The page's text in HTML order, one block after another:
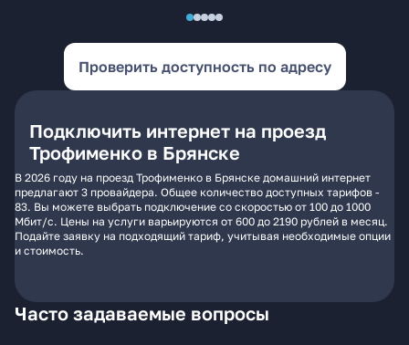
Проверить доступность по адресу
Подключить интернет на проезд
Трофименко в Брянске
В 2026 году на проезд Трофименко в Брянске домашний интернет
предлагают 3 провайдера. Общее количество доступных тарифов -
83. Вы можете выбрать подключение со скоростью от 100 до 1000
Мбит/с. Цены на услуги варьируются от 600 до 2190 рублей в месяц.
Подайте заявку на подходящий тариф, учитывая необходимые опции
и стоимость.
Часто задаваемые вопросы